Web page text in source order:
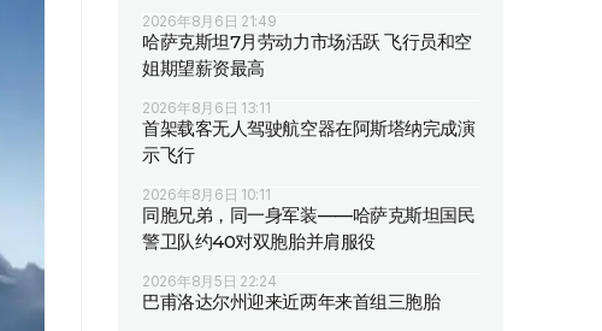
2026年8月6日 21:49
哈萨克斯坦7月劳动力市场活跃 飞行员和空
姐期望薪资最高
2026年8月6日 13:11
首架载客无人驾驶航空器在阿斯塔纳完成演
示飞行
2026年8月6日 10:11
同胞兄弟，同一身军装——哈萨克斯坦国民
警卫队约40对双胞胎并肩服役
2026年8月5日 22:24
巴甫洛达尔州迎来近两年来首组三胞胎